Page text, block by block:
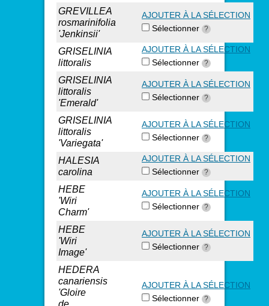
GREVILLEA
rosmarinifolia
'Jenkinsii'
AJOUTER À LA SÉLECTION
Sélectionner ?
GRISELINIA
littoralis
AJOUTER À LA SÉLECTION
Sélectionner ?
GRISELINIA
littoralis
'Emerald'
AJOUTER À LA SÉLECTION
Sélectionner ?
GRISELINIA
littoralis
'Variegata'
AJOUTER À LA SÉLECTION
Sélectionner ?
HALESIA
carolina
AJOUTER À LA SÉLECTION
Sélectionner ?
HEBE
'Wiri
Charm'
AJOUTER À LA SÉLECTION
Sélectionner ?
HEBE
'Wiri
Image'
AJOUTER À LA SÉLECTION
Sélectionner ?
HEDERA
canariensis
'Gloire
de
AJOUTER À LA SÉLECTION
Sélectionner ?